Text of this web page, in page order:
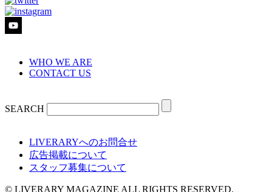
WHO WE ARE
CONTACT US
SEARCH
LIVERARYへのお問合せ
広告掲載について
スタッフ募集について
© LIVERARY MAGAZINE ALL RIGHTS RESERVED.